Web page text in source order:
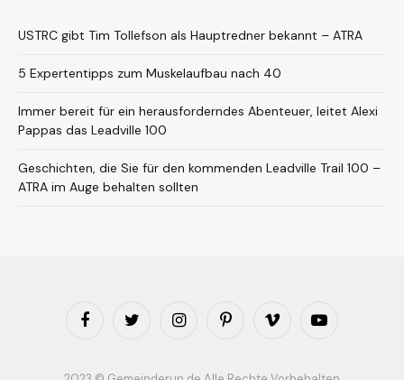
USTRC gibt Tim Tollefson als Hauptredner bekannt – ATRA
5 Expertentipps zum Muskelaufbau nach 40
Immer bereit für ein herausforderndes Abenteuer, leitet Alexi
Pappas das Leadville 100
Geschichten, die Sie für den kommenden Leadville Trail 100 –
ATRA im Auge behalten sollten
FacebookTwitter InstagramPinterestVimeo YouTube